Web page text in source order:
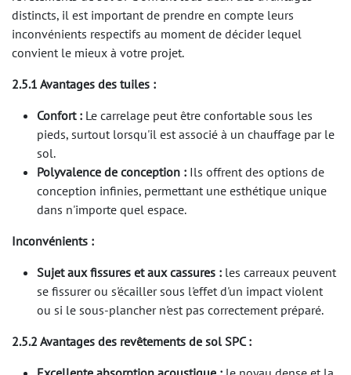
distincts, il est important de prendre en compte leurs
inconvénients respectifs au moment de décider lequel
convient le mieux à votre projet.
2.5.1 Avantages des tuiles :
Confort : Le carrelage peut être confortable sous les
pieds, surtout lorsqu'il est associé à un chauffage par le
sol.
Polyvalence de conception : Ils offrent des options de
conception infinies, permettant une esthétique unique
dans n'importe quel espace.
Inconvénients :
Sujet aux fissures et aux cassures : les carreaux peuvent
se fissurer ou s'écailler sous l'effet d'un impact violent
ou si le sous-plancher n'est pas correctement préparé.
2.5.2 Avantages des revêtements de sol SPC :